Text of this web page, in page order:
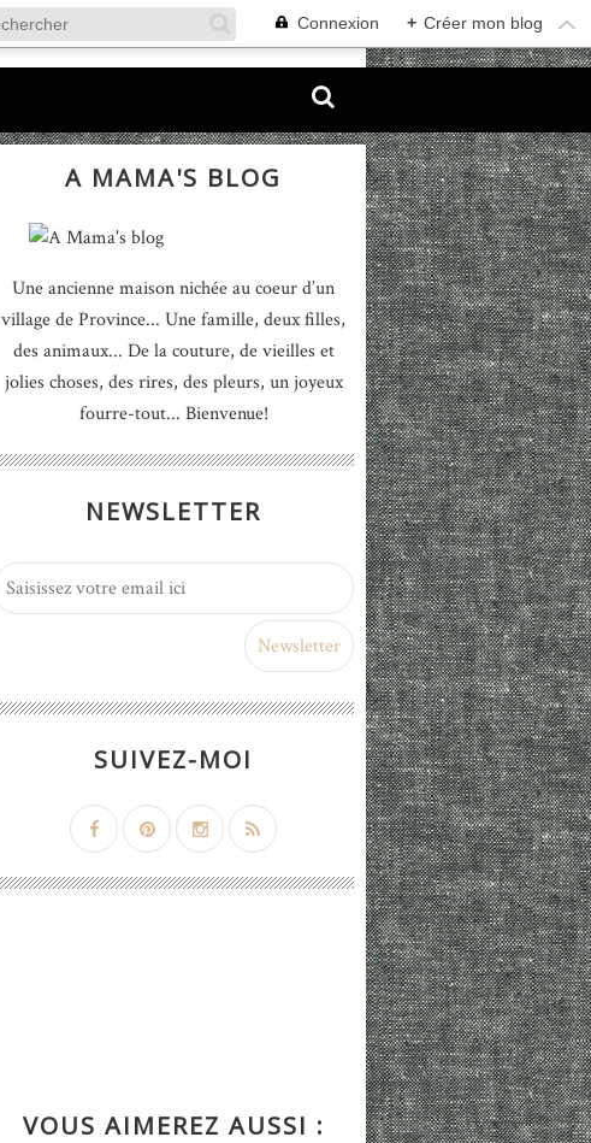
Connexion + Créer mon blog
A MAMA'S BLOG
Une ancienne maison nichée au coeur d’un
village de Province... Une famille, deux filles,
des animaux... De la couture, de vieilles et
jolies choses, des rires, des pleurs, un joyeux
fourre-tout... Bienvenue!
NEWSLETTER
SUIVEZ-MOI
VOUS AIMEREZ AUSSI :